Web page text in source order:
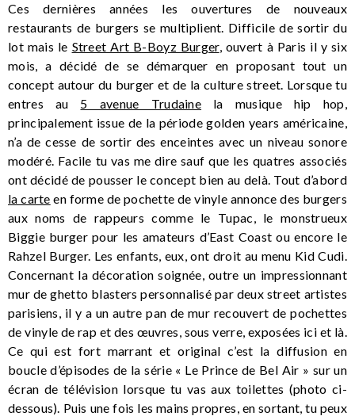
Ces dernières années les ouvertures de nouveaux
restaurants de burgers se multiplient. Difficile de sortir du
lot mais le Street Art B-Boyz Burger, ouvert à Paris il y six
mois, a décidé de se démarquer en proposant tout un
concept autour du burger et de la culture street. Lorsque tu
entres au 5 avenue Trudaine la musique hip hop,
principalement issue de la période golden years américaine,
n’a de cesse de sortir des enceintes avec un niveau sonore
modéré. Facile tu vas me dire sauf que les quatres associés
ont décidé de pousser le concept bien au delà. Tout d’abord
la carte en forme de pochette de vinyle annonce des burgers
aux noms de rappeurs comme le Tupac, le monstrueux
Biggie burger pour les amateurs d’East Coast ou encore le
Rahzel Burger. Les enfants, eux, ont droit au menu Kid Cudi.
Concernant la décoration soignée, outre un impressionnant
mur de ghetto blasters personnalisé par deux street artistes
parisiens, il y a un autre pan de mur recouvert de pochettes
de vinyle de rap et des œuvres, sous verre, exposées ici et là.
Ce qui est fort marrant et original c’est la diffusion en
boucle d’épisodes de la série « Le Prince de Bel Air » sur un
écran de télévision lorsque tu vas aux toilettes (photo ci-
dessous). Puis une fois les mains propres, en sortant, tu peux